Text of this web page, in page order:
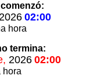
02:00
hora
termina:
2026 02:00
hora